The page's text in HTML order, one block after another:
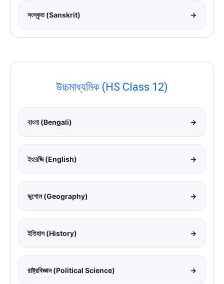
সংস্কৃত (Sanskrit) →
উচ্চমাধ্যমিক (HS Class 12)
বাংলা (Bengali) →
ইংরেজি (English) →
ভূগোল (Geography) →
ইতিহাস (History) →
রাষ্ট্রবিজ্ঞান (Political Science) →